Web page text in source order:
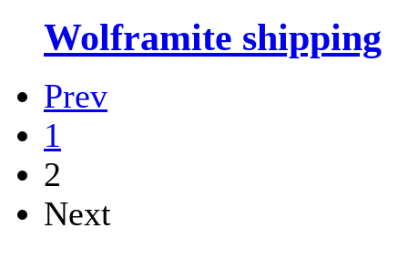
Wolframite shipping
Prev
1
2
Next